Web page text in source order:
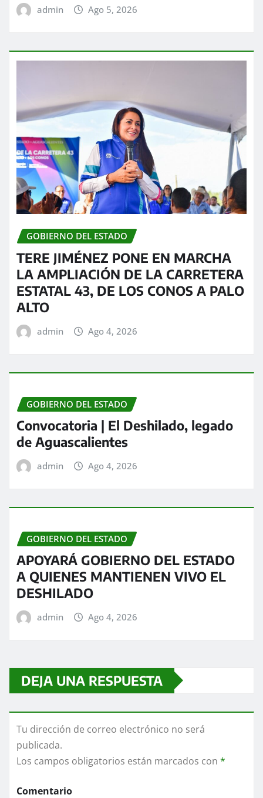
admin Ago 5, 2026
GOBIERNO DEL ESTADO
TERE JIMÉNEZ PONE EN MARCHA
LA AMPLIACIÓN DE LA CARRETERA
ESTATAL 43, DE LOS CONOS A PALO
ALTO
admin Ago 4, 2026
GOBIERNO DEL ESTADO
Convocatoria | El Deshilado, legado
de Aguascalientes
admin Ago 4, 2026
GOBIERNO DEL ESTADO
APOYARÁ GOBIERNO DEL ESTADO
A QUIENES MANTIENEN VIVO EL
DESHILADO
admin Ago 4, 2026
DEJA UNA RESPUESTA
Tu dirección de correo electrónico no será
publicada.
Los campos obligatorios están marcados con *
Comentario